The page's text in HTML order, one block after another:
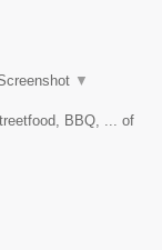
▼
BBQ, ... of